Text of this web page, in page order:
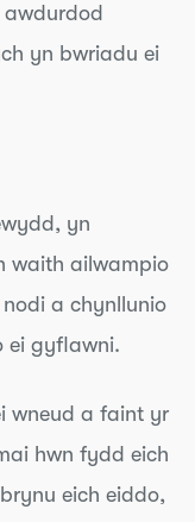
yn bwriadu ei
yn
waith ailwampio
a chynllunio
ei gyflawni.
wneud a faint yr
hwn fydd eich
eich eiddo,